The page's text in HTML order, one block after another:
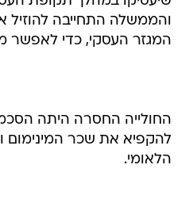
והממשלה התחייבה
המגזר העסקי, כדי לאפשר
החולייה החסרה היתה
להקפיא את שכר המינימום
הלאומי.